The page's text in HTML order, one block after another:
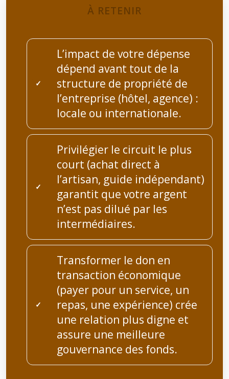
À RETENIR
L’impact de votre dépense
dépend avant tout de la
structure de propriété de
l’entreprise (hôtel, agence) :
locale ou internationale.
Privilégier le circuit le plus
court (achat direct à
l’artisan, guide indépendant)
garantit que votre argent
n’est pas dilué par les
intermédiaires.
Transformer le don en
transaction économique
(payer pour un service, un
repas, une expérience) crée
une relation plus digne et
assure une meilleure
gouvernance des fonds.